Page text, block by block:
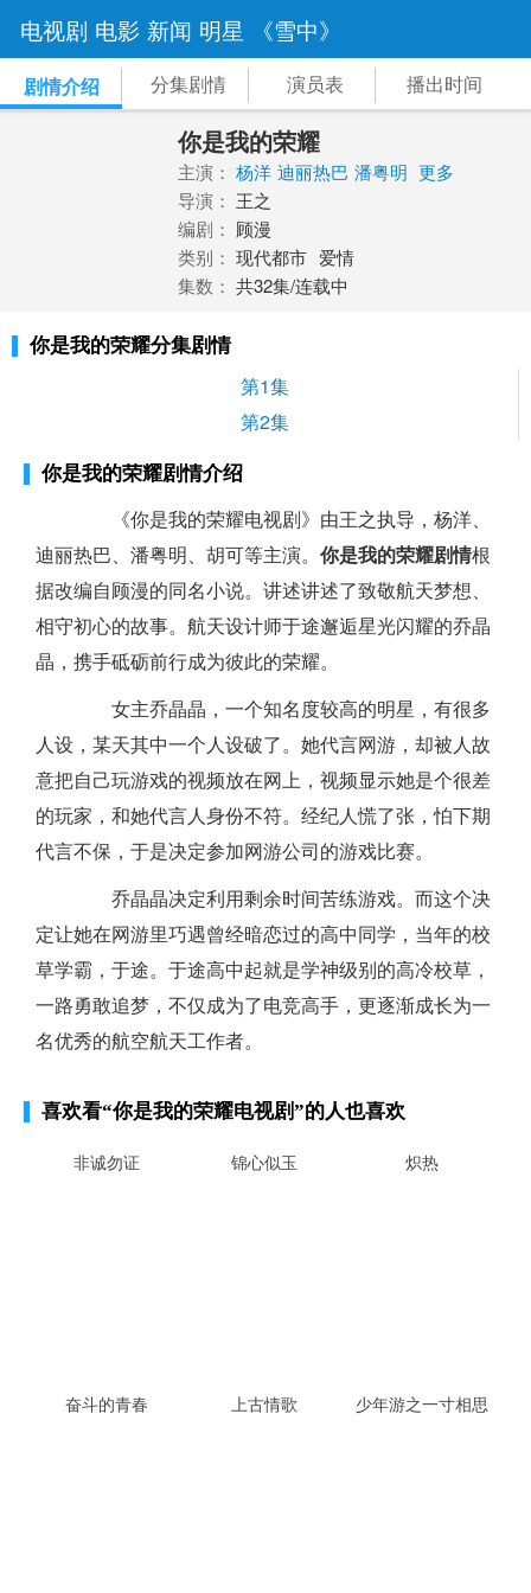
电视剧 电影 新闻 明星 《雪中》
剧情介绍 分集剧情 演员表 播出时间
你是我的荣耀
主演： 杨洋 迪丽热巴 潘粤明 更多
导演： 王之
编剧： 顾漫
类别： 现代都市 爱情
集数： 共32集/连载中
你是我的荣耀分集剧情
第1集
第2集
你是我的荣耀剧情介绍
《你是我的荣耀电视剧》由王之执导，杨洋、
迪丽热巴、潘粤明、胡可等主演。你是我的荣耀剧情根
据改编自顾漫的同名小说。讲述讲述了致敬航天梦想、
相守初心的故事。航天设计师于途邂逅星光闪耀的乔晶
晶，携手砥砺前行成为彼此的荣耀。
女主乔晶晶，一个知名度较高的明星，有很多
人设，某天其中一个人设破了。她代言网游，却被人故
意把自己玩游戏的视频放在网上，视频显示她是个很差
的玩家，和她代言人身份不符。经纪人慌了张，怕下期
代言不保，于是决定参加网游公司的游戏比赛。
乔晶晶决定利用剩余时间苦练游戏。而这个决
定让她在网游里巧遇曾经暗恋过的高中同学，当年的校
草学霸，于途。于途高中起就是学神级别的高冷校草，
一路勇敢追梦，不仅成为了电竞高手，更逐渐成长为一
名优秀的航空航天工作者。
喜欢看“你是我的荣耀电视剧”的人也喜欢
非诚勿证 锦心似玉 炽热
奋斗的青春 上古情歌 少年游之一寸相思